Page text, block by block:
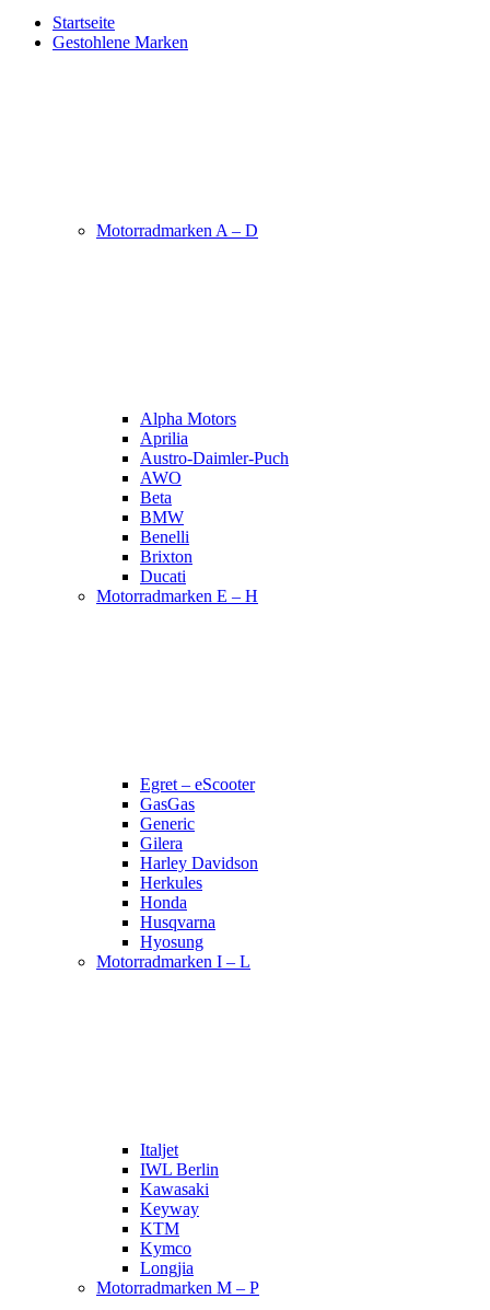
Startseite
Gestohlene Marken
Motorradmarken A – D
Alpha Motors
Aprilia
Austro-Daimler-Puch
AWO
Beta
BMW
Benelli
Brixton
Ducati
Motorradmarken E – H
Egret – eScooter
GasGas
Generic
Gilera
Harley Davidson
Herkules
Honda
Husqvarna
Hyosung
Motorradmarken I – L
Italjet
IWL Berlin
Kawasaki
Keyway
KTM
Kymco
Longjia
Motorradmarken M – P